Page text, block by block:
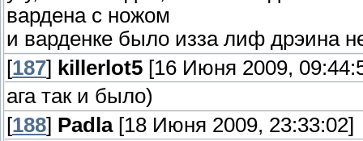
вардена с ножом
и варденке было изза лиф дрэина
[187] killerlot5 [16 Июня 2009,
ага так и было)
[188] Padla[18 Июня 2009, 23:33:02]